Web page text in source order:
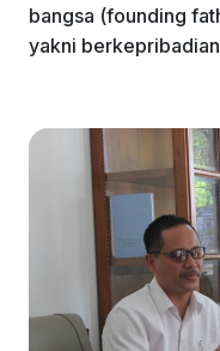
bangsa (founding
yakni